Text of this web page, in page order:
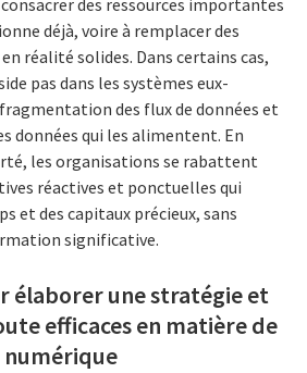
des ressources importantes
déjà, voire à remplacer des
réalité solides. Dans certains cas,
pas dans les systèmes eux-
des flux de données et
données qui les alimentent. En
les organisations se rabattent
réactives et ponctuelles qui
et des capitaux précieux, sans
significative.
élaborer une stratégie et
efficaces en matière de